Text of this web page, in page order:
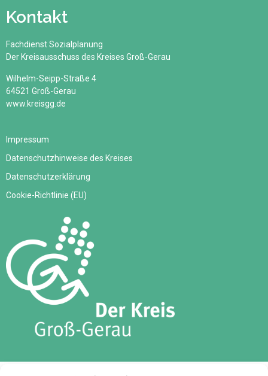
Kontakt
Fachdienst Sozialplanung
Der Kreisausschuss des Kreises Groß-Gerau
Wilhelm-Seipp-Straße 4
64521 Groß-Gerau
www.kreisgg.de
Impressum
Datenschutzhinweise des Kreises
Datenschutzerklärung
Cookie-Richtlinie (EU)